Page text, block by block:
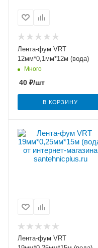
Лента-фум VRT
12мм*0,1мм*12м (вода)
Много
40 ₽/шт
В КОРЗИНУ
Лента-фум VRT